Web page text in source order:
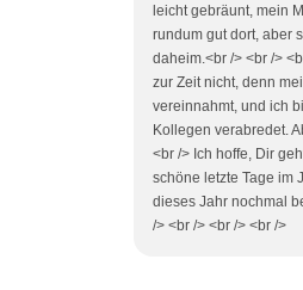
leicht gebräunt, mein
rundum gut dort, aber
daheim.<br /> <br />
zur Zeit nicht, denn
vereinnahmt, und ich
Kollegen verabredet.
<br /> Ich hoffe, Dir
schöne letzte Tage im
dieses Jahr nochmal
/> <br /> <br /> <br />